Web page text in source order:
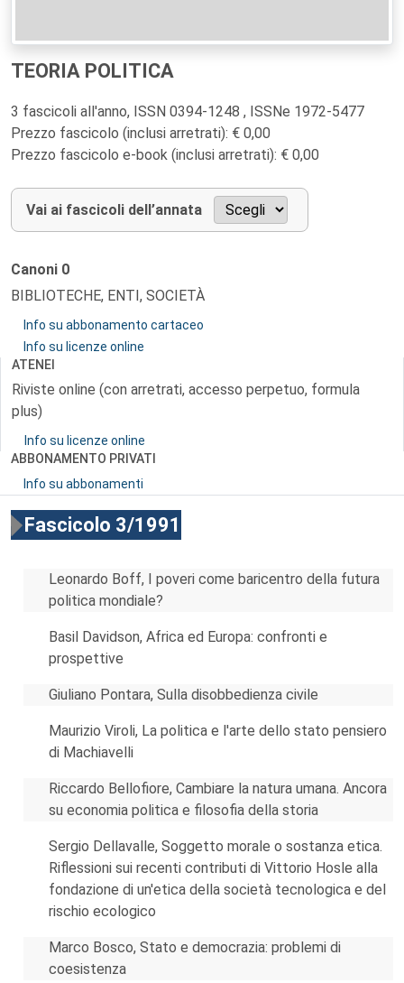
TEORIA POLITICA
3 fascicoli all'anno, ISSN 0394-1248 , ISSNe 1972-5477
Prezzo fascicolo (inclusi arretrati): € 0,00
Prezzo fascicolo e-book (inclusi arretrati): € 0,00
Vai ai fascicoli dell’annata
Canoni 0
BIBLIOTECHE, ENTI, SOCIETÀ
Info su abbonamento cartaceo
Info su licenze online
ATENEI
Riviste online (con arretrati, accesso perpetuo, formula
plus)
Info su licenze online
ABBONAMENTO PRIVATI
Info su abbonamenti
Fascicolo 3/1991
Leonardo Boff, I poveri come baricentro della futura
politica mondiale?
Basil Davidson, Africa ed Europa: confronti e
prospettive
Giuliano Pontara, Sulla disobbedienza civile
Maurizio Viroli, La politica e l'arte dello stato pensiero
di Machiavelli
Riccardo Bellofiore, Cambiare la natura umana. Ancora
su economia politica e filosofia della storia
Sergio Dellavalle, Soggetto morale o sostanza etica.
Riflessioni sui recenti contributi di Vittorio Hosle alla
fondazione di un'etica della società tecnologica e del
rischio ecologico
Marco Bosco, Stato e democrazia: problemi di
coesistenza